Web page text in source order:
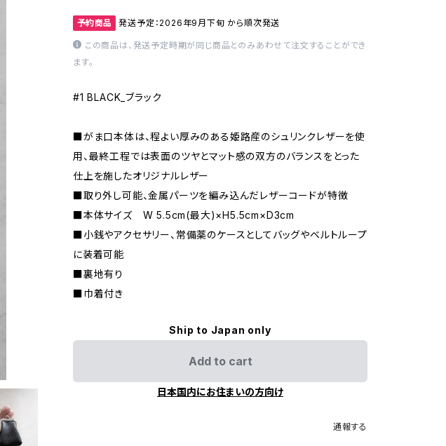
予約商品 発送予定：2026年9月下旬 から順次発送
この商品は、発送予定時期が同じ商品とのみあわせて注文することができ
ます。
#1 BLACK_ブラック
■がま口本体は、程よい厚みのある姫路産のシュリンクレザーを使
用、最終工程では表面のツヤとマット感の双方のバランスをとった
仕上を施したオリジナルレザー
■取り外し可能、金属パーツを編み込んだレザーコードが特徴
■本体サイズ W 5.5cm(最大)×H5.5cm×D3cm
■小銭やアクセサリー、常備薬のケースとしてバッグやベルトループ
に装着可能
■裏地有り
■巾着付き
Ship to Japan only
Add to cart
日本国内にお住まいの方向け
通報する